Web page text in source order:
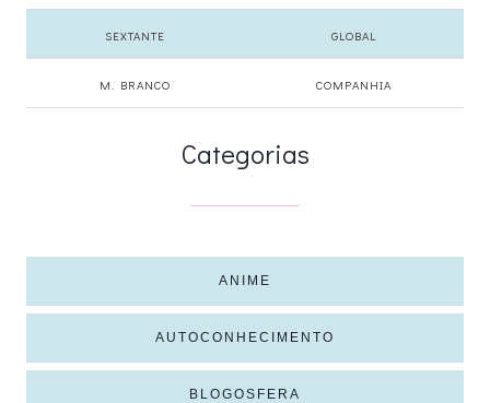
SEXTANTE GLOBAL
M. BRANCO COMPANHIA
Categorias
ANIME
AUTOCONHECIMENTO
BLOGOSFERA